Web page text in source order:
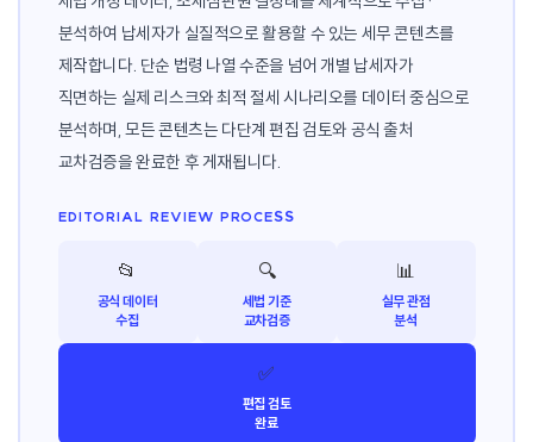
분석하여 납세자가 실질적으로 활용할 수 있는 세무 콘텐츠를
제작합니다. 단순 법령 나열 수준을 넘어 개별 납세자가
직면하는 실제 리스크와 최적 절세 시나리오를 데이터 중심으로
분석하며, 모든 콘텐츠는 다단계 편집 검토와 공식 출처
교차검증을 완료한 후 게재됩니다.
EDITORIAL REVIEW PROCESS
📂
공식 데이터
수집
🔍
세법 기준
교차검증
📊
실무 관점
분석
✅
편집 검토
완료